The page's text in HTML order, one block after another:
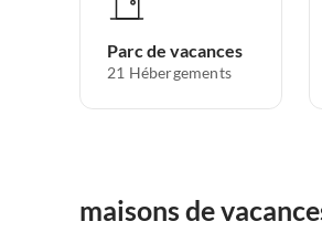
Parc de vacances
21 Hébergements
maisons de